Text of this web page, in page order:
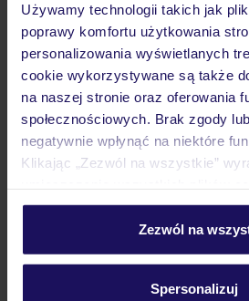
Używamy technologii takich jak
poprawy komfortu użytkowania
personalizowania wyświetlanych
cookie wykorzystywane są także
na naszej stronie oraz oferowania
społecznościowych. Brak zgody
negatywnie wpłynąć na niektóre
Klikając „Zezwól na wszystkie”
personalizować swój wybór
Szczegółowe informacje o plikach
Zezwól na
Spersonalizuj
Katowice (18:40)
Trzy posiłki plus
idealne warunki do nurkowania
25% ZALICZKI LATO 2026